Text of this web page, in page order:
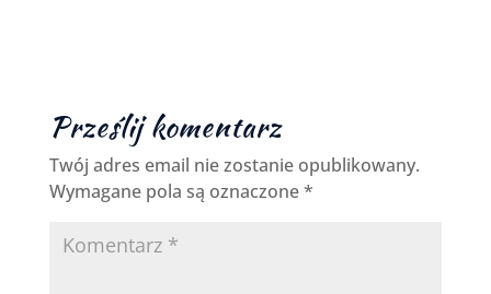
Prześlij komentarz
Twój adres email nie zostanie opublikowany.
Wymagane pola są oznaczone*